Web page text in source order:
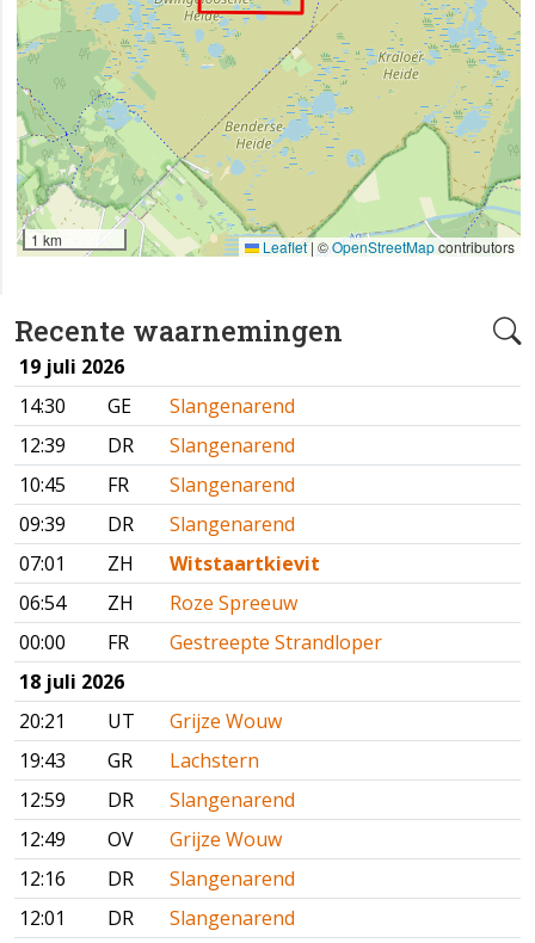
Recente waarnemingen
19 juli 2026
14:30
GE
Slangenarend
12:39
DR
Slangenarend
10:45
FR
Slangenarend
09:39
DR
Slangenarend
07:01
ZH
Witstaartkievit
06:54
ZH
Roze Spreeuw
00:00
FR
Gestreepte Strandloper
18 juli 2026
20:21
UT
Grijze Wouw
19:43
GR
Lachstern
12:59
DR
Slangenarend
12:49
OV
Grijze Wouw
12:16
DR
Slangenarend
12:01
DR
Slangenarend
1 km Leaflet |©OpenStreetMapcontributors